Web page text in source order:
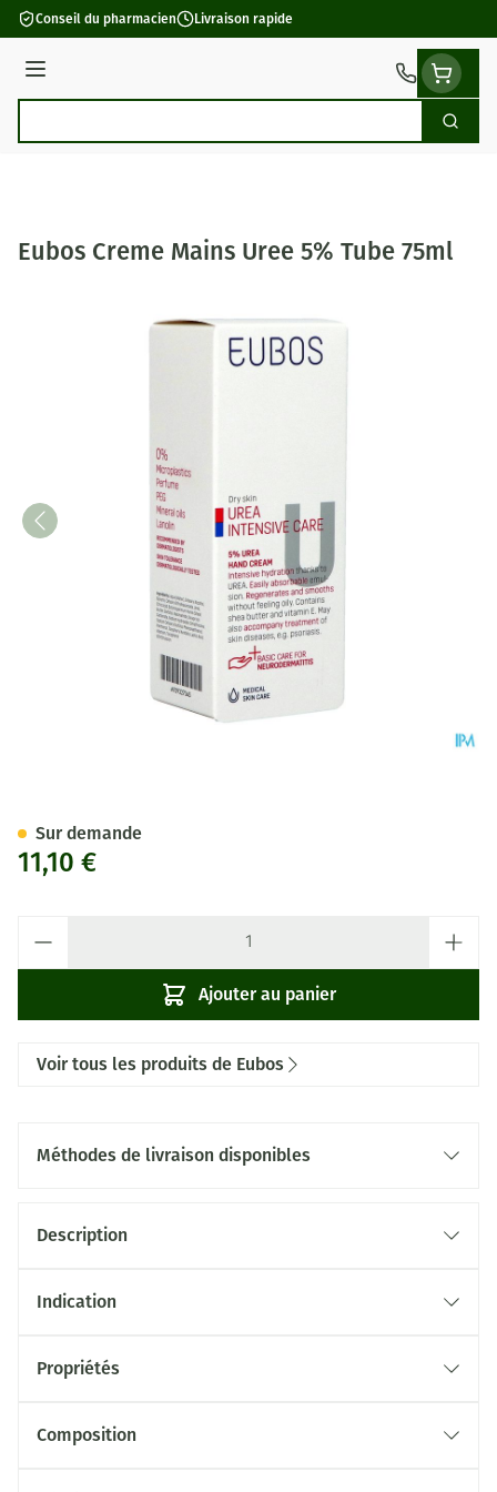
Aller au contenu
Conseil du pharmacien Livraison rapide
Menu
Eubos Creme Mains Uree 5% Tube 75ml
11,10 €
Ajouter au panier
Sur demande
Voir tous les produits de Eubos
Méthodes de livraison disponibles
Description
Indication
Propriétés
Composition